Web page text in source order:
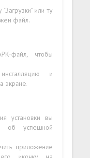
или ту
файл.
файл, чтобы
и
экране.
установки вы
об успешной
приложение